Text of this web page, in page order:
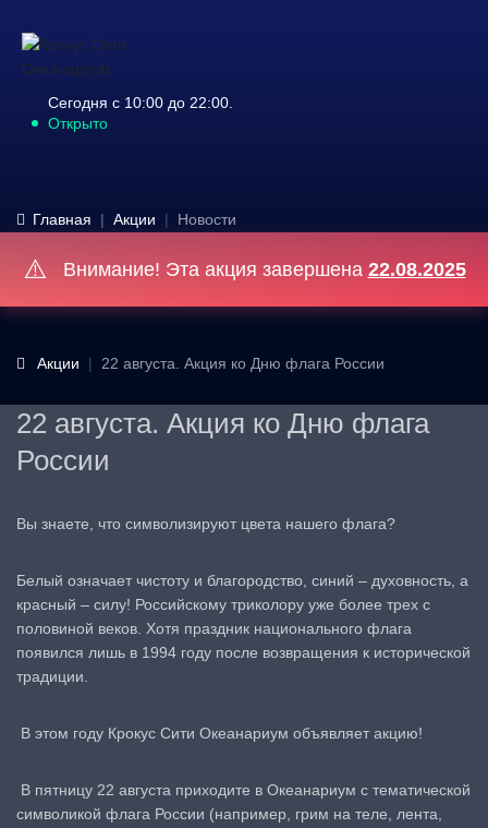
Сегодня с 10:00 до 22:00.
Открыто
Главная Акции Новости
⚠️ Внимание! Эта акция завершена 22.08.2025
Акции 22 августа. Акция ко Дню флага России
22 августа. Акция ко Дню флага
России
Вы знаете, что символизируют цвета нашего флага?
Белый означает чистоту и благородство, синий – духовность, а
красный – силу! Российскому триколору уже более трех с
половиной веков. Хотя праздник национального флага
появился лишь в 1994 году после возвращения к исторической
традиции.
В этом году Крокус Сити Океанариум объявляет акцию!
В пятницу 22 августа приходите в Океанариум с тематической
символикой флага России (например, грим на теле, лента,